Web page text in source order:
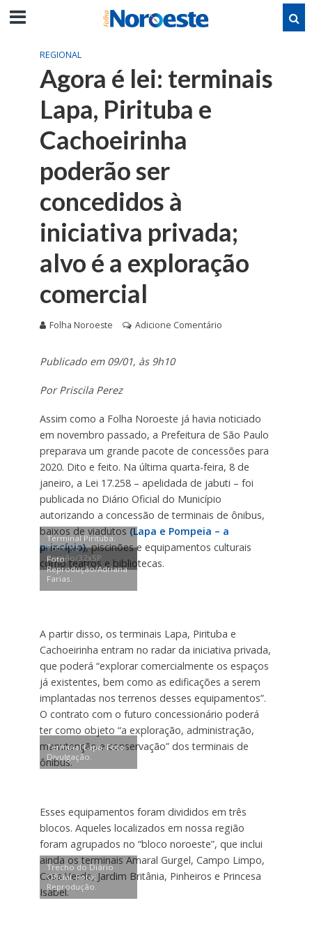
REGIONAL
Agora é lei: terminais
Lapa, Pirituba e
Cachoeirinha
poderão ser
concedidos à
iniciativa privada;
alvo é a exploração
comercial
Folha Noroeste Adicione Comentário
Publicado em 09/01, às 9h10
Por Priscila Perez
Assim como a Folha Noroeste já havia noticiado
em novembro passado, a Prefeitura de São Paulo
preparava um grande pacote de concessões para
2020. Dito e feito. Na última quarta-feira, 8 de
janeiro, a Lei 17.258 – apelidada de jabuti – foi
publicada no Diário Oficial do Município
autorizando a concessão de terminais de ônibus,
baixos de viadutos(Lapa e Pompeia – a
princípio), piscinões e equipamentos culturais
como teatros e bibliotecas.
Terminal Pirituba.
Foto: Ira
Romão/32xSP
Foto:
Reprodução/Adriana
Farias.
A partir disso, os terminais Lapa, Pirituba e
Cachoeirinha entram no radar da iniciativa privada,
que poderá “explorar comercialmente os espaços
já existentes, bem como as edificações a serem
implantadas nos terrenos desses equipamentos”.
O contrato com o futuro concessionário poderá
ter como objeto “a exploração, administração,
manutenção e conservação” dos terminais de
ônibus.
Terminal Lapa. Foto:
Divulgação.
Esses equipamentos foram divididos em três
blocos. Aqueles localizados em nossa região
foram agrupados no “bloco noroeste”, que inclui
ainda os terminais Amaral Gurgel, Campo Limpo,
Casa Verde, Jardim Britânia, Pinheiros e Princesa
Isabel.
Trecho do Diário
Oficial. Foto:
Reprodução.